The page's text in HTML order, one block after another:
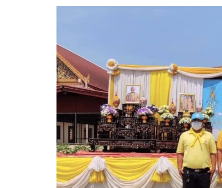
มาตรฐานการปฏิบัติงาน
แผนพัฒนาท้องถิ่น ของอบจ.สุพรรณบุรี
ข้อบัญญัติงบประมาณรายจ่ายประจำปี ของ อบจ.สุ
ข้อบัญญัติอื่นๆ ของ อบจ.สุพรรณบุรี
รายงานการประชุมสภา อบจ.สุพรรณบุรี